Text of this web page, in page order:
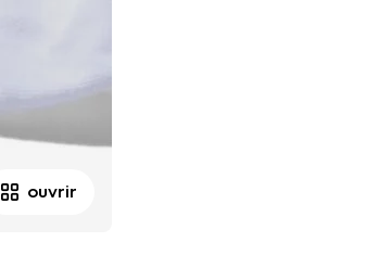
ouvrir